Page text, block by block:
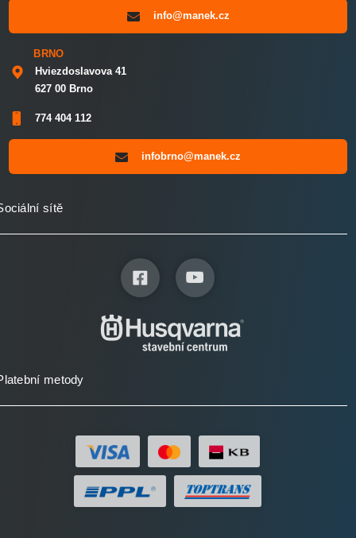
info@manek.cz
BRNO
Hviezdoslavova 41
627 00 Brno
774 404 112
infobrno@manek.cz
sítě
metody